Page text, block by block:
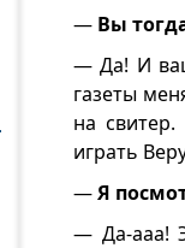
— Вы
— Да! И
газеты
на
играть
—Я
— Да-ааа!